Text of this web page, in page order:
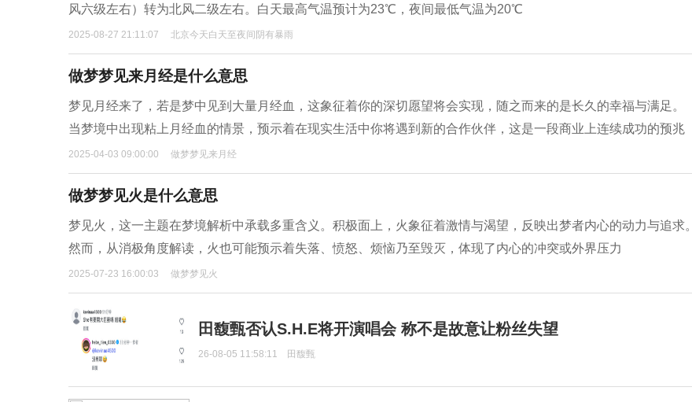
风六级左右）转为北风二级左右。白天最高气温预计为23℃，夜间最低气温为20℃
2025-08-27 21:11:07 北京今天白天至夜间阴有暴雨
做梦梦见来月经是什么意思
梦见月经来了，若是梦中见到大量月经血，这象征着你的深切愿望将会实现，随之而来的是长久的幸福与满足。
当梦境中出现粘上月经血的情景，预示着在现实生活中你将遇到新的合作伙伴，这是一段商业上连续成功的预兆
2025-04-03 09:00:00 做梦梦见来月经
做梦梦见火是什么意思
梦见火，这一主题在梦境解析中承载多重含义。积极面上，火象征着激情与渴望，反映出梦者内心的动力与追求。
然而，从消极角度解读，火也可能预示着失落、愤怒、烦恼乃至毁灭，体现了内心的冲突或外界压力
2025-07-23 16:00:03 做梦梦见火
田馥甄否认S.H.E将开演唱会 称不是故意让粉丝失望
26-08-05 11:58:11 田馥甄